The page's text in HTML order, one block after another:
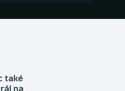
také
na